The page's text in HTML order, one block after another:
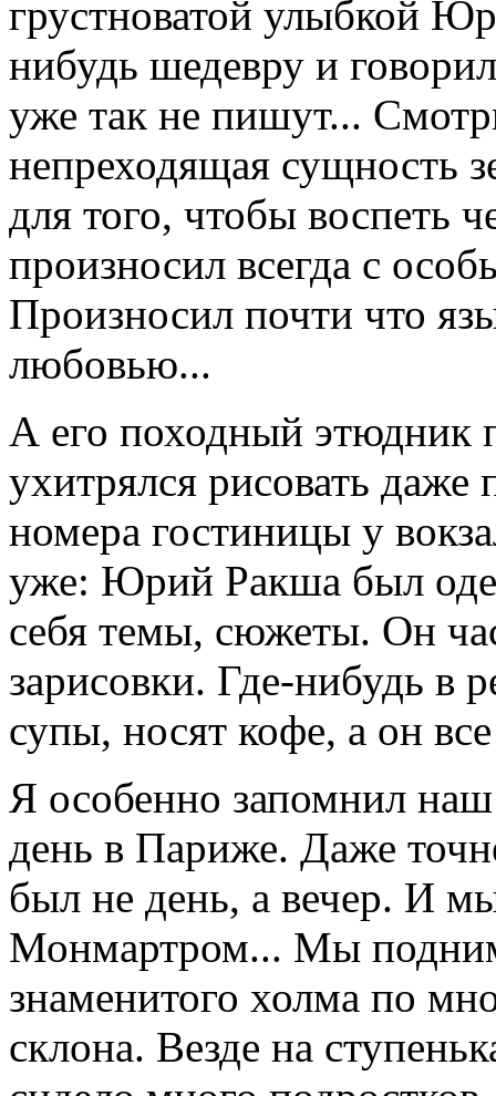
грустноватой улыбкой
нибудь шедевру и
уже так не пишут...
непреходящая сущность
для того, чтобы воспеть
произносил всегда с
Произносил почти что
любовью...
А его походный этюдник
ухитрялся рисовать
номера гостиницы у
уже: Юрий Ракша был
себя темы, сюжеты. Он
зарисовки. Где-нибудь в
супы, носят кофе, а он
Я особенно запомнил
день в Париже. Даже
был не день, а вечер. И
Монмартром... Мы
знаменитого холма по
склона. Везде на